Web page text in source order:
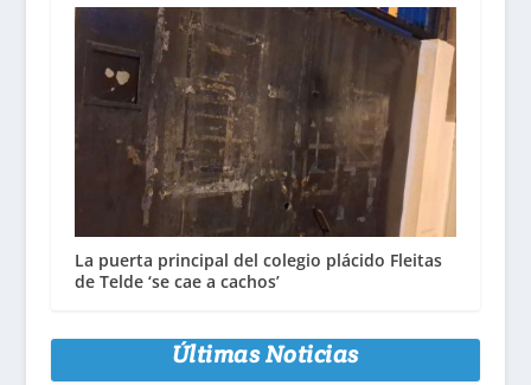
La puerta principal del colegio plácido Fleitas
de Telde ‘se cae a cachos’
Últimas Noticias